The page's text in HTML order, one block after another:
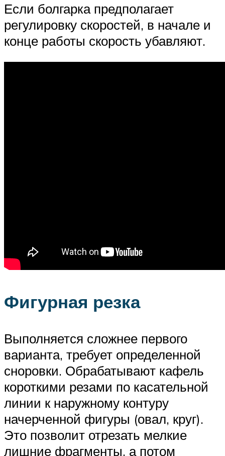
Если болгарка предполагает
регулировку скоростей, в начале и
конце работы скорость убавляют.
Фигурная резка
Выполняется сложнее первого
варианта, требует определенной
сноровки. Обрабатывают кафель
короткими резами по касательной
линии к наружному контуру
начерченной фигуры (овал, круг).
Это позволит отрезать мелкие
лишние фрагменты, а потом